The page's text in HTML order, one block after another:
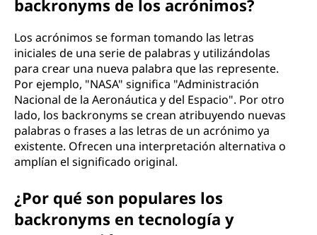
backronyms de los acrónimos?
Los acrónimos se forman tomando las letras
iniciales de una serie de palabras y utilizándolas
para crear una nueva palabra que las represente.
Por ejemplo, "NASA" significa "Administración
Nacional de la Aeronáutica y del Espacio". Por otro
lado, los backronyms se crean atribuyendo nuevas
palabras o frases a las letras de un acrónimo ya
existente. Ofrecen una interpretación alternativa o
amplían el significado original.
¿Por qué son populares los
backronyms en tecnología y